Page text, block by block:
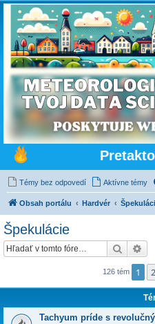
Témy bez odpovedí Aktívne témy
Obsah portálu Hardvér
Špekulácie
Hľadať
126 tém 1 2
Tachyum príde s